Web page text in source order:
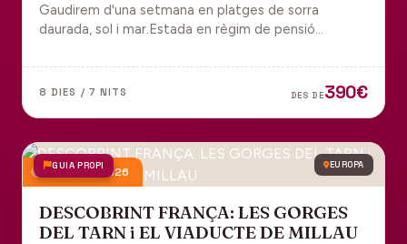
Gaudirem d'una setmana en platges de sorra
daurada, sol i mar.Estada en règim de pensió
8 DIES / 7 NITS DES DE390€
GUIA PROPI EUROPA
9 octubre 2026
DESCOBRINT FRANÇA: LES GORGES
DEL TARN i EL VIADUCTE DE MILLAU